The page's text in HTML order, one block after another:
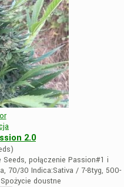
2.0
połączenie Passion#1 i
70/30 Indica:Sativa / 7-8tyg, 500-
doustne